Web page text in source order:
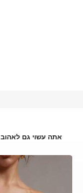
אתה עשוי גם לאהוב